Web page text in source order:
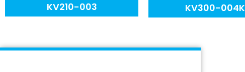
KV210-003 KV300-004K